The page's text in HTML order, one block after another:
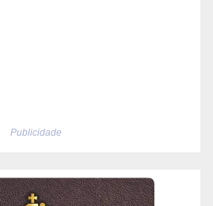
Publicidade